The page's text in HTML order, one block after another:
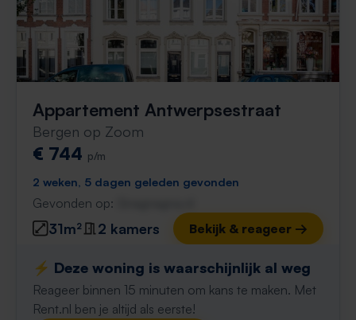
Appartement Antwerpsestraat
Bergen op Zoom
€ 744 p/m
2 weken, 5 dagen geleden gevonden
Gevonden op:
31m² 2 kamers Bekijk & reageer →
⚡️ Deze woning is waarschijnlijk al weg
Reageer binnen 15 minuten om kans te maken. Met
Rent.nl ben je altijd als eerste!